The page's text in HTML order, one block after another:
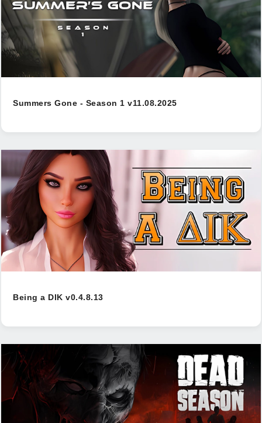
Summers Gone - Season 1 v11.08.2025
Being a DIK v0.4.8.13